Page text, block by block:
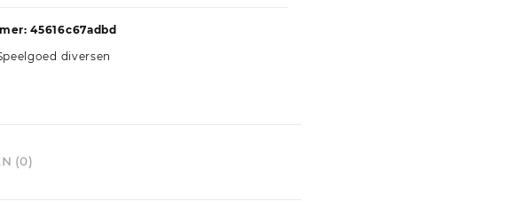
45616c67adbd
diversen
(0)